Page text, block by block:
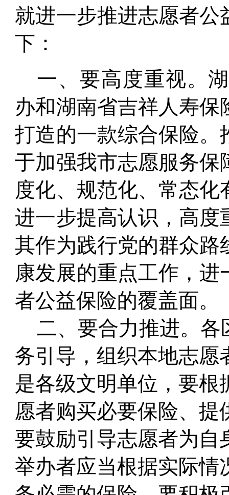
就进一步推进志愿者
下：
一、要高度重视。
办和湖南省吉祥人寿保
打造的一款综合保险。
于加强我市志愿服务保
度化、规范化、常态
进一步提高认识，高度
其作为践行党的群众路
康发展的重点工作，进
者公益保险的覆盖面。
二、要合力推进。 各
务引导，组织本地志愿
是各级文明单位，要根
愿者购买必要保险、
要鼓励引导志愿者为自
举办者应当根据实际情